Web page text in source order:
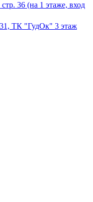
36 (на 1 этаже, вход
ТК "ГудОк" 3 этаж